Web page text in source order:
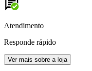
Atendimento
Responde rápido
Ver mais sobre a loja